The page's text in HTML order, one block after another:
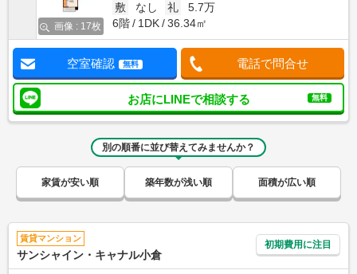
画像 : 17枚
敷
なし 礼
5.7万
6階
1DK 36.34㎡
空室確認 無料 電話で問合せ
お店にLINEで相談する 無料
別の順番に並び替えてみませんか？
家賃が安い順 築年数が浅い順 面積が広い順
賃貸マンション
サンシャイン・キャナル小倉
初期費用に注目